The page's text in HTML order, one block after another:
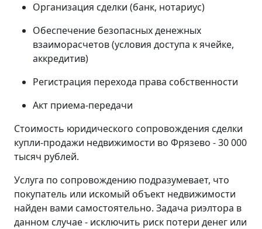
Организация сделки (банк, нотариус)
Обеспечение безопасных денежных
взаиморасчетов (условия доступа к ячейке,
аккредитив)
Регистрация перехода права собственности
Акт приема-передачи
Стоимость юридического сопровождения сделки
купли-продажи недвижимости во Фрязево - 30 000
тысяч рублей.
Услуга по сопровождению подразумевает, что
покупатель или искомый объект недвижимости
найден вами самостоятельно. Задача риэлтора в
данном случае - исключить риск потери денег или